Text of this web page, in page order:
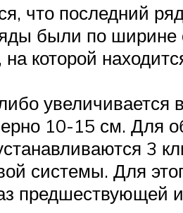
что последний
были по
которой
увеличивается
10-15 см. Для
3
системы. Для
предшествующей